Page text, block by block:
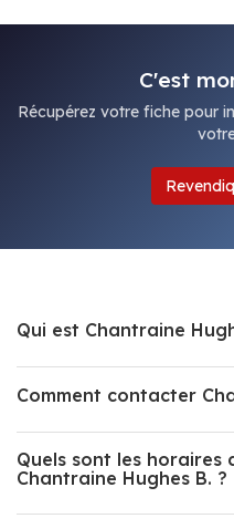
C'est
Récupérez votre fiche pour
Qui est Chantraine
Comment contacter
Quels sont les horaires
Chantraine Hughes B. ?